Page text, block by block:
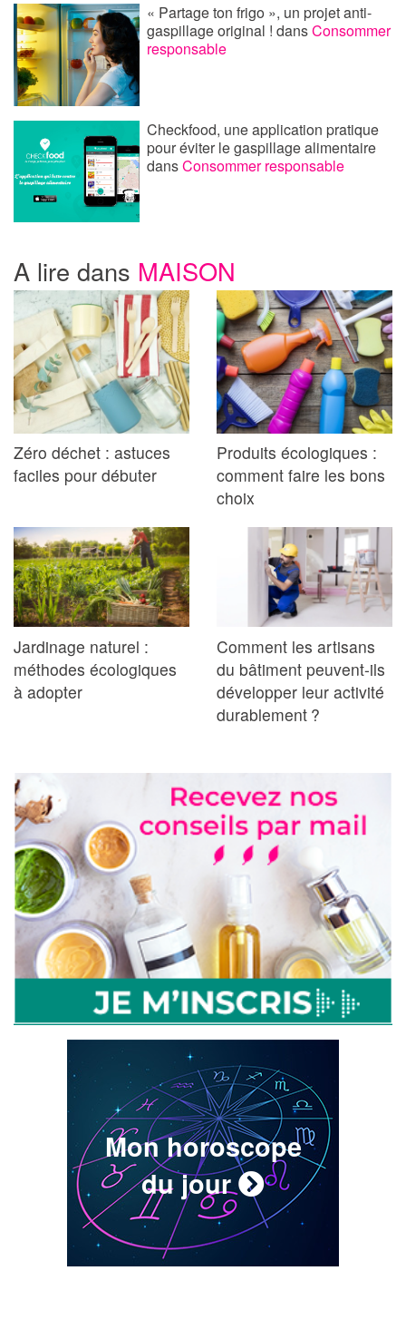
« Partage ton frigo », un projet anti-
gaspillage original !dansConsommer
responsable
Checkfood, une application pratique
pour éviter le gaspillage alimentaire
dansConsommer responsable
A lire dans MAISON
Zéro déchet : astuces
faciles pour débuter
Produits écologiques :
comment faire les bons
choix
Jardinage naturel :
méthodes écologiques
à adopter
Comment les artisans
du bâtiment peuvent-ils
développer leur activité
durablement ?
Mon horoscope
du jour